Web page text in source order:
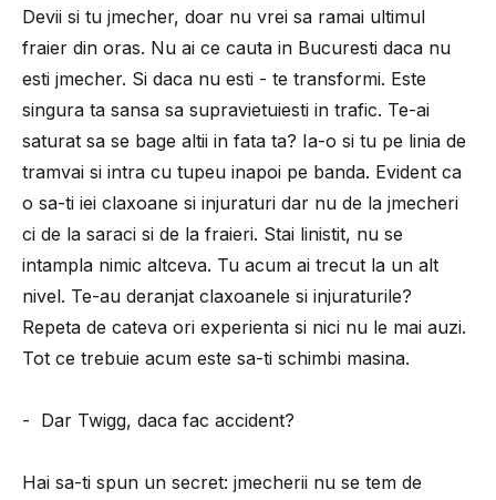
Devii si tu jmecher, doar nu vrei sa ramai ultimul
fraier din oras. Nu ai ce cauta in Bucuresti daca nu
esti jmecher. Si daca nu esti - te transformi. Este
singura ta sansa sa supravietuiesti in trafic. Te-ai
saturat sa se bage altii in fata ta? Ia-o si tu pe linia de
tramvai si intra cu tupeu inapoi pe banda. Evident ca
o sa-ti iei claxoane si injuraturi dar nu de la jmecheri
ci de la saraci si de la fraieri. Stai linistit, nu se
intampla nimic altceva. Tu acum ai trecut la un alt
nivel. Te-au deranjat claxoanele si injuraturile?
Repeta de cateva ori experienta si nici nu le mai auzi.
Tot ce trebuie acum este sa-ti schimbi masina.
- Dar Twigg, daca fac accident?
Hai sa-ti spun un secret: jmecherii nu se tem de